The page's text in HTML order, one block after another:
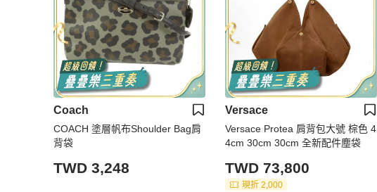
Coach
COACH 塗層帆布Shoulder Bag肩
背袋
TWD 3,248
Versace
Versace Protea 肩背包大號 棕色 4
4cm 30cm 30cm 全新配件塵袋
TWD 73,800
現折 2,000